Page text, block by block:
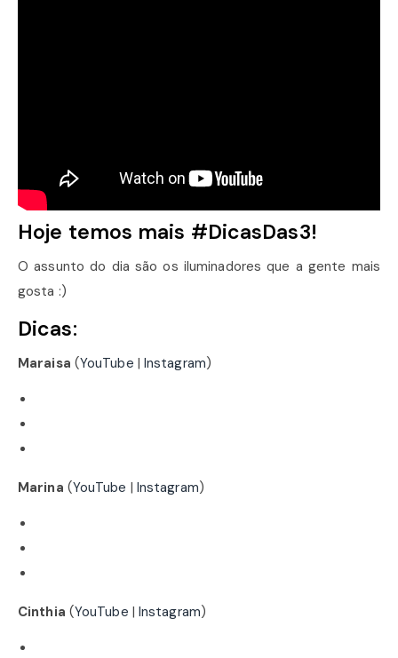
Hoje temos mais #DicasDas3!
O assunto do dia são os iluminadores que a gente mais
gosta :)
Dicas:
Maraisa (YouTube | Instagram)
Marina (YouTube | Instagram)
Cinthia (YouTube | Instagram)